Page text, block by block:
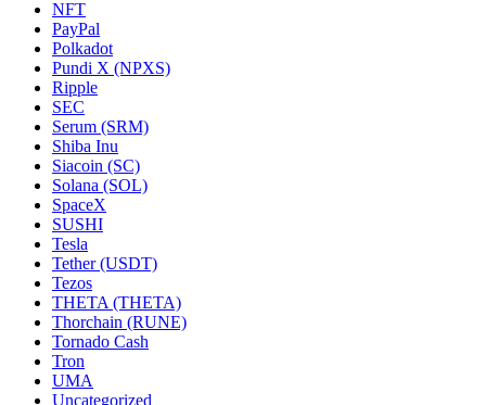
NFT
PayPal
Polkadot
Pundi X (NPXS)
Ripple
SEC
Serum (SRM)
Shiba Inu
Siacoin (SC)
Solana (SOL)
SpaceX
SUSHI
Tesla
Tether (USDT)
Tezos
THETA (THETA)
Thorchain (RUNE)
Tornado Cash
Tron
UMA
Uncategorized